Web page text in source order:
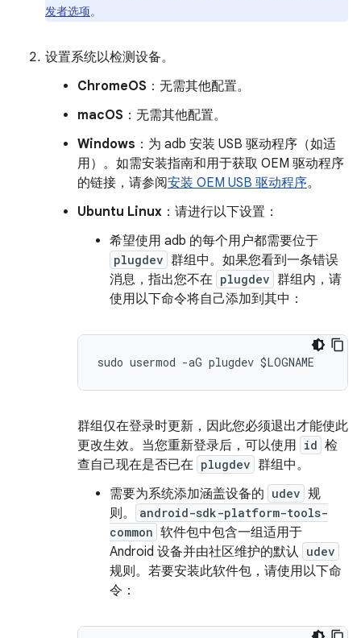
发者选项。
设置系统以检测设备。
ChromeOS ：无需其他配置。
macOS ：无需其他配置。
Windows ：为 adb 安装 USB 驱动程序（如适
用）。如需安装指南和用于获取 OEM 驱动程序
的链接，请参阅安装 OEM USB 驱动程序。
Ubuntu Linux ：请进行以下设置：
希望使用 adb 的每个用户都需要位于
plugdev 群组中。如果您看到一条错误
消息，指出您不在 plugdev 群组内，请
使用以下命令将自己添加到其中：
群组仅在登录时更新，因此您必须退出才能使此
更改生效。当您重新登录后，可以使用 id 检
查自己现在是否已在 plugdev 群组中。
需要为系统添加涵盖设备的 udev 规
则。
android-sdk-platform-tools-
common 软件包中包含一组适用于
Android 设备并由社区维护的默认 udev
规则。若要安装此软件包，请使用以下命
令：